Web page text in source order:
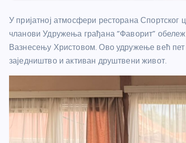
У пријатној атмосфери ресторана Спортског
чланови Удружења грађана “Фаворит”
Вазнесењу Христовом. Ово удружење већ пет
заједништво и активан друштвени живот.